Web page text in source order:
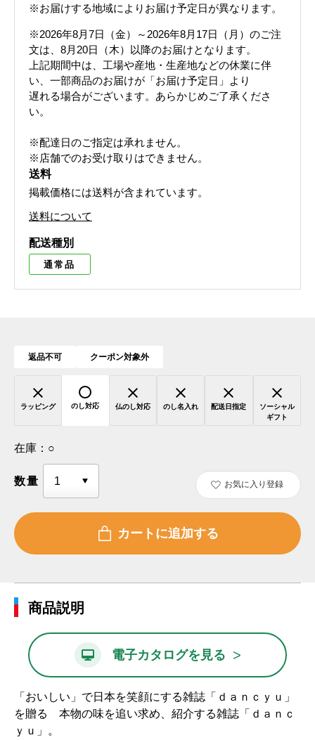
※お届けする地域によりお届け予定日が異なります。
※2026年8月7日（金）～2026年8月17日（月）のご注
文は、8月20日（木）以降のお届けとなります。
上記期間中は、工場や産地・生産地などの休業に伴
い、一部商品のお届けが「お届け予定日」より
遅れる場合がございます。あらかじめご了承くださ
い。
※配達日のご指定は承れません。
※店舗でのお受け取りはできません。
送料
掲載価格には送料が含まれています。
送料について
配送種別
通常品
返品不可 クーポン対象外
ラッピング のし対応 仏のし対応 のし名入れ 配送日指定
ソーシャル
ギフト
在庫： ○
数量 お気に入り登録
商品説明
電子カタログを見る >
「おいしい」で日本を笑顔にする雑誌「ｄａｎｃｙｕ」
を贈る 本物の味を追い求め、紹介する雑誌「ｄａｎｃ
ｙｕ」。